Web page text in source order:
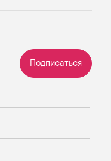
Подписаться